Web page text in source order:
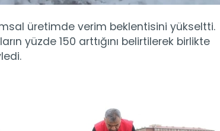
üretimde verim beklentisini yükseltti.
yüzde 150 arttığını belirtilerek birlikte